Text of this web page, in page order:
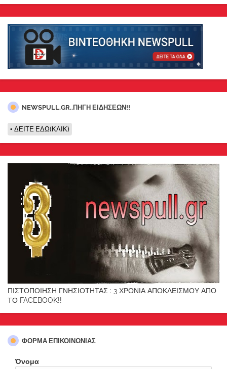
NEWSPULL.GR..ΠΗΓΗ ΕΙΔΗΣΕΩΝ!!
ΔΕΙΤΕ ΕΔΩ(ΚΛΙΚ)
ΠΙΣΤΟΠΟΙΗΣΗ ΓΝΗΣΙΟΤΗΤΑΣ : 3 ΧΡΟΝΙΑ ΑΠΟΚΛΕΙΣΜΟΥ ΑΠΟ
ΤΟ FACEBOOK!!
ΦΌΡΜΑ ΕΠΙΚΟΙΝΩΝΊΑΣ
Όνομα